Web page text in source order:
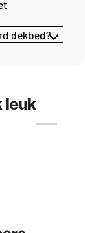
dekbed?
leuk